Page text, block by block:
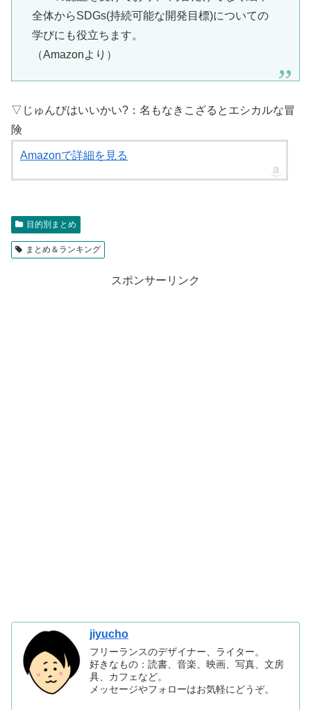
全体からSDGs(持続可能な開発目標)についての
学びにも役立ちます。
（Amazonより）
▽じゅんびはいいかい?：名もなきこざるとエシカルな冒
険
Amazonで詳細を見る
目的別まとめ
まとめ＆ランキング
スポンサーリンク
jiyucho
フリーランスのデザイナー、ライター。
好きなもの：読書、音楽、映画、写真、文房
具、カフェなど。
メッセージやフォローはお気軽にどうぞ。